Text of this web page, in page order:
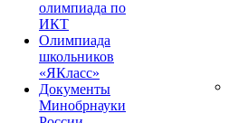
олимпиада по
ИКТ
Олимпиада
школьников
«ЯКласс»
Документы
Минобрнауки